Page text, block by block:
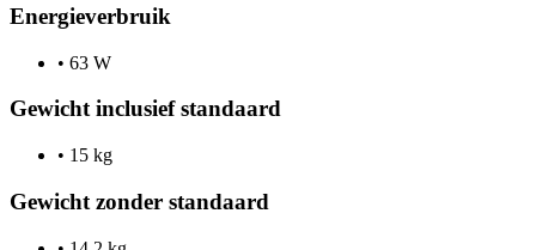
Energieverbruik
• 63 W
Gewicht inclusief standaard
• 15 kg
Gewicht zonder standaard